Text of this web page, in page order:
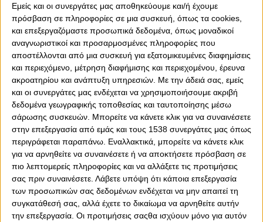
Εμείς και οι συνεργάτες μας αποθηκεύουμε και/ή έχουμε
πρόσβαση σε πληροφορίες σε μια συσκευή, όπως τα cookies,
και επεξεργαζόμαστε προσωπικά δεδομένα, όπως μοναδικοί
αναγνωριστικοί και προσαρμοσμένες πληροφορίες που
αποστέλλονται από μια συσκευή για εξατομικευμένες διαφημίσεις
και περιεχόμενο, μέτρηση διαφήμισης και περιεχομένου, έρευνα
ακροατηρίου και ανάπτυξη υπηρεσιών. Με την άδειά σας, εμείς
και οι συνεργάτες μας ενδέχεται να χρησιμοποιήσουμε ακριβή
δεδομένα γεωγραφικής τοποθεσίας και ταυτοποίησης μέσω
σάρωσης συσκευών. Μπορείτε να κάνετε κλικ για να συναινέσετε
στην επεξεργασία από εμάς και τους 1538 συνεργάτες μας όπως
περιγράφεται παραπάνω. Εναλλακτικά, μπορείτε να κάνετε κλικ
για να αρνηθείτε να συναινέσετε ή να αποκτήσετε πρόσβαση σε
πιο λεπτομερείς πληροφορίες και να αλλάξετε τις προτιμήσεις
σας πριν συναινέσετε. Λάβετε υπόψη ότι κάποια επεξεργασία
των προσωπικών σας δεδομένων ενδέχεται να μην απαιτεί τη
συγκατάθεσή σας, αλλά έχετε το δικαίωμα να αρνηθείτε αυτήν
την επεξεργασία. Οι προτιμήσεις σαςθα ισχύουν μόνο για αυτόν
0 0
Πολύ αισιόδοξα είναι τα νέα μετά τις εξετάσεις στις
οποίες υποβλήθηκε ο Μουσταφά Φαλ.
Πιο συγκεκριμένα, ο Γάλλος σέντερ του Ολυμπιακού
υποβλήθηκε σε νέες εξετάσεις και αυτές έδειξαν,
έδειξαν μεγάλη και ξεκάθαρη πρόοδο στην αποθεραπεία
του Γάλλου σέντερ, ο οποίος είχε διαπιστωθεί πως είχε